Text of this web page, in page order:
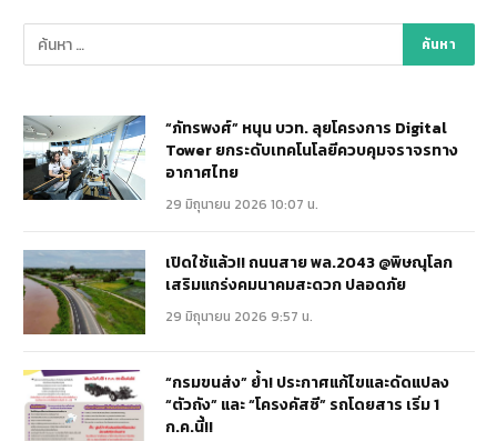
“ภัทรพงศ์” หนุน บวท. ลุยโครงการ Digital
Tower ยกระดับเทคโนโลยีควบคุมจราจรทาง
อากาศไทย
29 มิถุนายน 2026 10:07 น.
เปิดใช้แล้ว!! ถนนสาย พล.2043 @พิษณุโลก
เสริมแกร่งคมนาคมสะดวก ปลอดภัย
29 มิถุนายน 2026 9:57 น.
“กรมขนส่ง” ย้ำ! ประกาศแก้ไขและดัดแปลง
“ตัวถัง” และ “โครงคัสซี” รถโดยสาร เริ่ม 1
ก.ค.นี้!!